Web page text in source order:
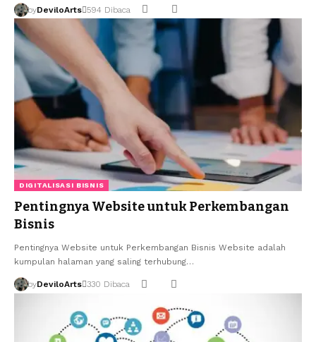
byDeviloArts 594 Dibaca
DIGITALISASI BISNIS
Pentingnya Website untuk Perkembangan
Bisnis
Pentingnya Website untuk Perkembangan Bisnis Website adalah
kumpulan halaman yang saling terhubung…
byDeviloArts 330 Dibaca